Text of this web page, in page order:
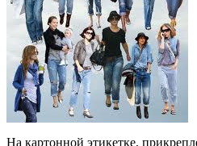
На картонной этикетке,